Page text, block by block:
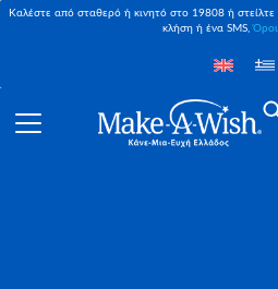
Καλέστε από σταθερό ή κινητό στο 19808 ή
κλήση ή ένα SMS,